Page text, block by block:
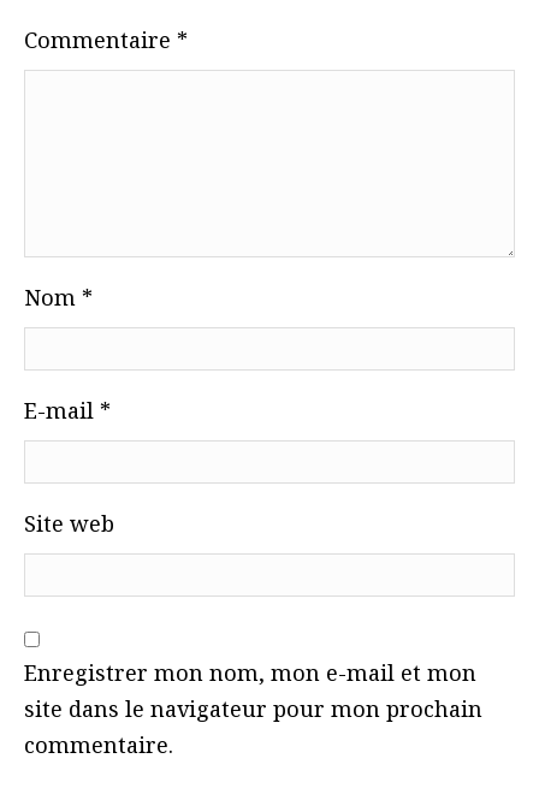
Commentaire *
Nom *
E-mail *
Site web
Enregistrer mon nom, mon e-mail et mon
site dans le navigateur pour mon prochain
commentaire.